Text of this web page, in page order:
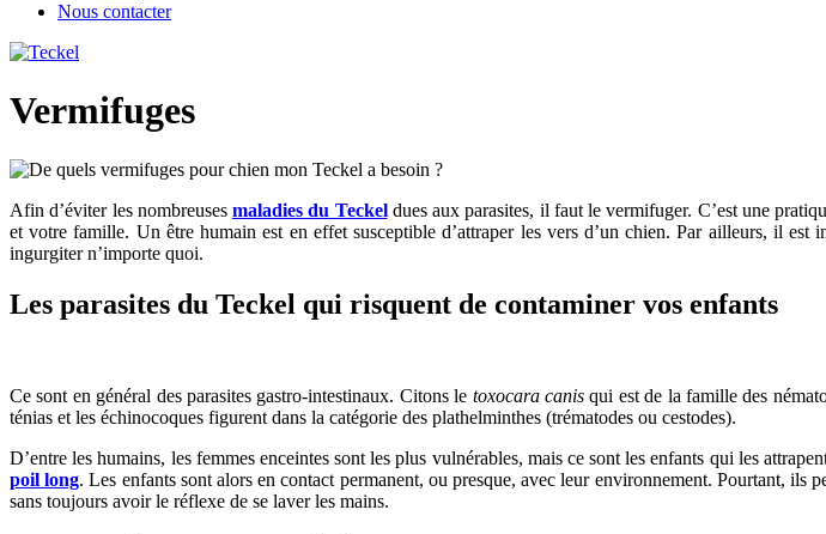
Nous contacter
Vermifuges
Afin d’éviter les nombreusesmaladies du Teckeldues aux parasites, il faut le vermifuger. C’est une
et votre famille. Un être humain est en effet susceptible d’attraper les vers d’un chien. Par ailleurs, il
ingurgiter n’importe quoi.
Les parasites du Teckel qui risquent de contaminer vos enfants
Ce sont en général des parasites gastro-intestinaux. Citons le toxocara canisqui est de la famille des
ténias et les échinocoques figurent dans la catégorie des plathelminthes (trématodes ou cestodes).
D’entre les humains, les femmes enceintes sont les plus vulnérables, mais ce sont les enfants qui les
poil long. Les enfants sont alors en contact permanent, ou presque, avec leur environnement. Pourtant, ils
sans toujours avoir le réflexe de se laver les mains.